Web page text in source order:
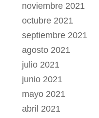
noviembre 2021
octubre 2021
septiembre 2021
agosto 2021
julio 2021
junio 2021
mayo 2021
abril 2021